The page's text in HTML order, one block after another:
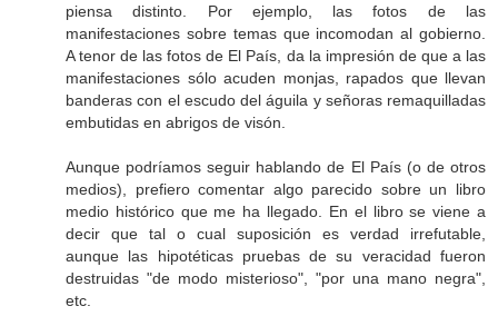
piensa distinto. Por ejemplo, las fotos de las
manifestaciones sobre temas que incomodan al gobierno.
A tenor de las fotos de El País, da la impresión de que a las
manifestaciones sólo acuden monjas, rapados que llevan
banderas con el escudo del águila y señoras remaquilladas
embutidas en abrigos de visón.
Aunque podríamos seguir hablando de El País (o de otros
medios), prefiero comentar algo parecido sobre un libro
medio histórico que me ha llegado. En el libro se viene a
decir que tal o cual suposición es verdad irrefutable,
aunque las hipotéticas pruebas de su veracidad fueron
destruidas "de modo misterioso", "por una mano negra",
etc.